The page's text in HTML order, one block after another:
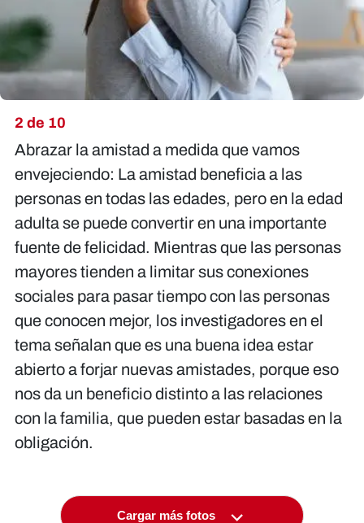
2 de 10
Abrazar la amistad a medida que vamos
envejeciendo: La amistad beneficia a las
personas en todas las edades, pero en la edad
adulta se puede convertir en una importante
fuente de felicidad. Mientras que las personas
mayores tienden a limitar sus conexiones
sociales para pasar tiempo con las personas
que conocen mejor, los investigadores en el
tema señalan que es una buena idea estar
abierto a forjar nuevas amistades, porque eso
nos da un beneficio distinto a las relaciones
con la familia, que pueden estar basadas en la
obligación.
Cargar más fotos